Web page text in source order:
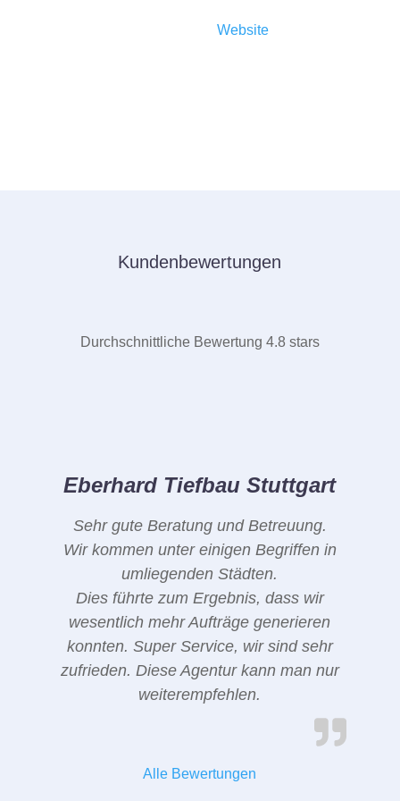
Websiteauf unserem
Kundenbewertungen
Durchschnittliche Bewertung 4.8 stars
Eberhard Tiefbau Stuttgart
Sehr gute Beratung und Betreuung.
Wir kommen unter einigen Begriffen in
umliegenden Städten.
Dies führte zum Ergebnis, dass wir
wesentlich mehr Aufträge generieren
konnten. Super Service, wir sind sehr
zufrieden. Diese Agentur kann man nur
weiterempfehlen.
Alle Bewertungen